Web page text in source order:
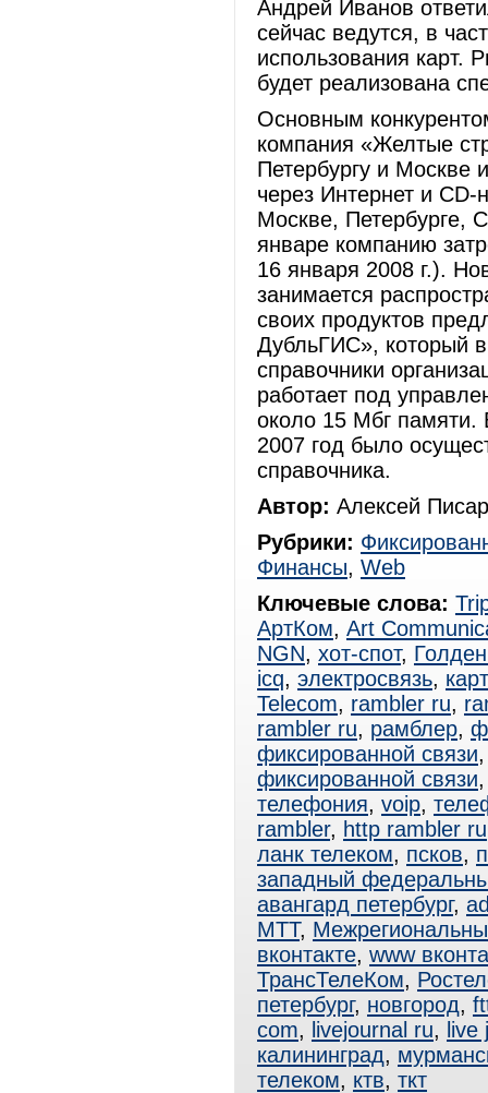
Андрей Иванов
сейчас ведутся, в
использования карт.
будет реализована
Основным
компания «Желтые
Петербургу и Москве
через Интернет и
Москве, Петербурге,
январе компанию
16 января 2008 г.).
занимается
своих продуктов
ДубльГИС», который
справочники
работает под
около 15 Мбг
2007 год было
справочника.
Автор: Алексей
Рубрики:
Финансы, Web
Ключевые слова:
АртКом, Art
NGN, хот-спот,
icq, электросвязь,
Telecom, rambler ru,
rambler ru, рамблер,
фиксированной связи
фиксированной связи
телефония, voip,
rambler, http rambler ru
ланк телеком, псков,
западный
авангард петербург,
МТТ,
вконтакте, www
ТрансТелеКом,
петербург, новгород,
com, livejournal ru, live
калининград,
телеком, ктв, ткт